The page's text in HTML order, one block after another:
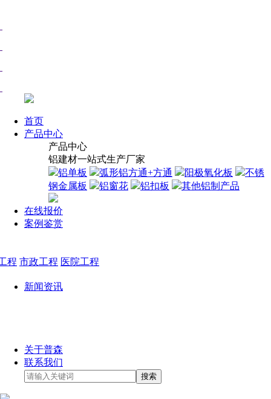
首页
产品中心
产品中心
铝建材一站式生产厂家
铝单板
弧形铝方通+方通 阳极氧化板
不锈
钢金属板
铝窗花 铝扣板 其他铝制产品
在线报价
案例鉴赏
程 市政工程 医院工程
新闻资讯
关于普森
联系我们